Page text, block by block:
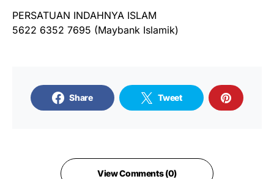
PERSATUAN INDAHNYA ISLAM
5622 6352 7695 (Maybank Islamik)
Share Tweet
View Comments (0)